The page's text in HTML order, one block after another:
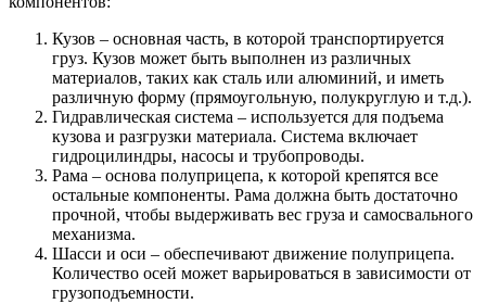
Кузов – основная часть, в которой транспортируется
груз. Кузов может быть выполнен из различных
материалов, таких как сталь или алюминий, и иметь
различную форму (прямоугольную, полукруглую и т.д.).
Гидравлическая система – используется для подъема
кузова и разгрузки материала. Система включает
гидроцилиндры, насосы и трубопроводы.
Рама – основа полуприцепа, к которой крепятся все
остальные компоненты. Рама должна быть достаточно
прочной, чтобы выдерживать вес груза и самосвального
механизма.
Шасси и оси – обеспечивают движение полуприцепа.
Количество осей может варьироваться в зависимости от
грузоподъемности.